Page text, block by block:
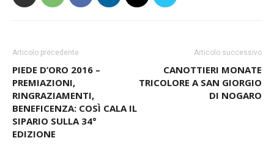
Articolo precedente
PIEDE D’ORO 2016 –
PREMIAZIONI,
RINGRAZIAMENTI,
BENEFICENZA: COSÌ CALA IL
SIPARIO SULLA 34°
EDIZIONE
Articolo successivo
CANOTTIERI MONATE
TRICOLORE A SAN GIORGIO
DI NOGARO